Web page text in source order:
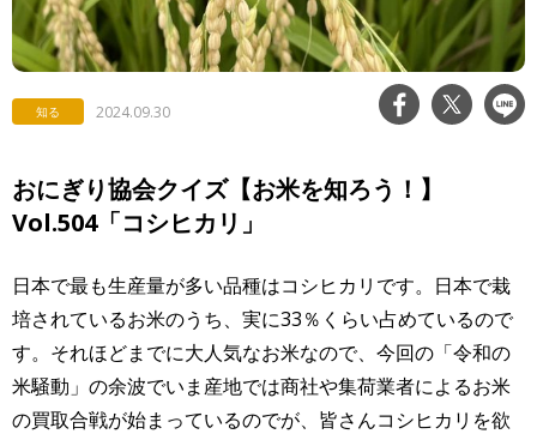
知る 2024.09.30
おにぎり協会クイズ【お米を知ろう！】
Vol.504「コシヒカリ」
日本で最も生産量が多い品種はコシヒカリです。日本で栽
培されているお米のうち、実に33％くらい占めているので
す。それほどまでに大人気なお米なので、今回の「令和の
米騒動」の余波でいま産地では商社や集荷業者によるお米
の買取合戦が始まっているのでが、皆さんコシヒカリを欲